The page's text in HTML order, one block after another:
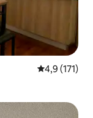
4,9 (171)